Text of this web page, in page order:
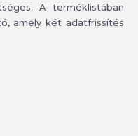
A terméklistában
amely két adatfrissítés